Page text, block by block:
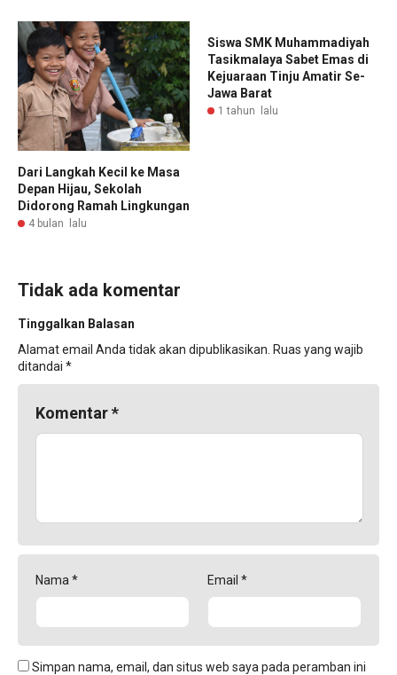
Dari Langkah Kecil ke Masa
Depan Hijau, Sekolah
Didorong Ramah Lingkungan
4 bulan lalu
Siswa SMK Muhammadiyah
Tasikmalaya Sabet Emas di
Kejuaraan Tinju Amatir Se-
Jawa Barat
1 tahun lalu
Tidak ada komentar
Tinggalkan Balasan
Alamat email Anda tidak akan dipublikasikan. Ruas yang wajib
ditandai *
Komentar*
Nama * Email *
Simpan nama, email, dan situs web saya pada peramban ini